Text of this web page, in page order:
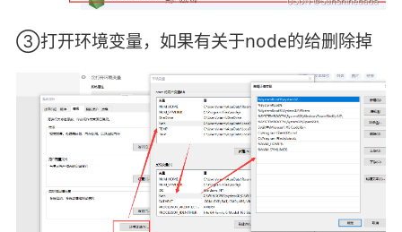
③打开环境变量，如果有关于node的给删除掉